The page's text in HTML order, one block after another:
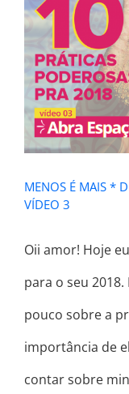
MENOS
MENOS É MAIS *
VÍDEO 3
Oii amor! Hoje
para o seu
pouco sobre a
importância de
contar sobre